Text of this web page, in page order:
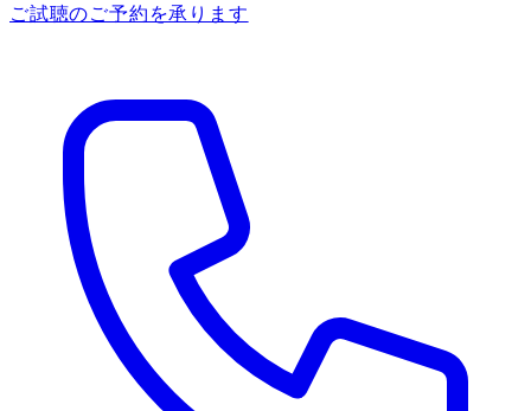
ご試聴のご予約を承ります